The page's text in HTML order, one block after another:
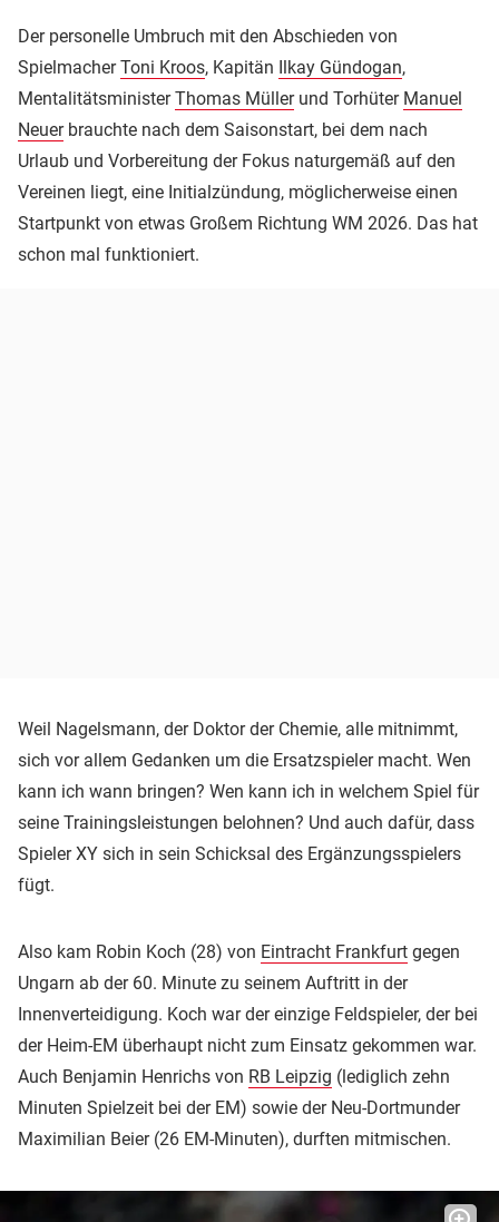
Der personelle Umbruch mit den Abschieden von
SpielmacherToni Kroos, Kapitän Ilkay Gündogan,
MentalitätsministerThomas Müllerund Torhüter Manuel
Neuerbrauchte nach dem Saisonstart, bei dem nach
Urlaub und Vorbereitung der Fokus naturgemäß auf den
Vereinen liegt, eine Initialzündung, möglicherweise einen
Startpunkt von etwas Großem Richtung WM 2026. Das hat
schon mal funktioniert.
Weil Nagelsmann, der Doktor der Chemie, alle mitnimmt,
sich vor allem Gedanken um die Ersatzspieler macht. Wen
kann ich wann bringen? Wen kann ich in welchem Spiel für
seine Trainingsleistungen belohnen? Und auch dafür, dass
Spieler XY sich in sein Schicksal des Ergänzungsspielers
fügt.
Also kam Robin Koch (28) von Eintracht Frankfurt gegen
Ungarn ab der 60. Minute zu seinem Auftritt in der
Innenverteidigung. Koch war der einzige Feldspieler, der bei
der Heim-EM überhaupt nicht zum Einsatz gekommen war.
Auch Benjamin Henrichs von RB Leipzig (lediglich zehn
Minuten Spielzeit bei der EM) sowie der Neu-Dortmunder
Maximilian Beier (26 EM-Minuten), durften mitmischen.